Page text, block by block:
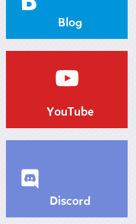
Blog
YouTube
Discord